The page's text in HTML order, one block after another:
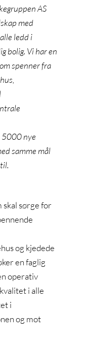
AS
med
ledd i
bolig. Vi har en
spenner fra
5000 nye
samme mål
skal sørge for
og kjedede
en faglig
operativ
i alle
i
og mot